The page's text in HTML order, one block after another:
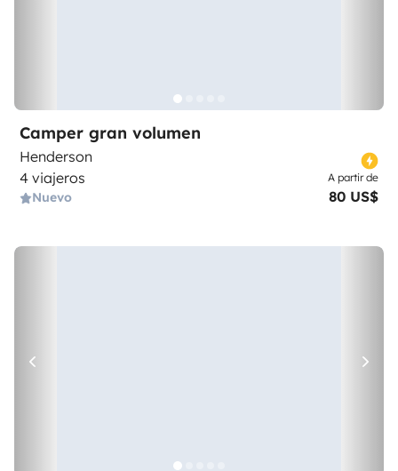
Camper gran volumen
Henderson
4 viajeros
Nuevo
A partir de
80 US$